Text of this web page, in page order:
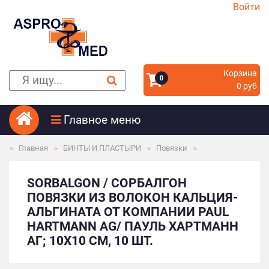
Войти
0
Корзина
0 руб
Главное меню
Главная БИНТЫ И ПЛАСТЫРИ Повязки
SORBALGON / СОРБАЛГОН
ПОВЯЗКИ ИЗ ВОЛОКОН КАЛЬЦИЯ-
АЛЬГИНАТА ОТ КОМПАНИИ PAUL
HARTMANN AG/ ПАУЛЬ ХАРТМАНН
АГ; 10Х10 СМ, 10 ШТ.